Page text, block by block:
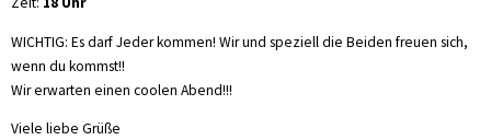
WICHTIG: Es darf Jeder kommen! Wir und speziell die Beiden freuen sich,
wenn du kommst!!
Wir erwarten einen coolen Abend!!!
Viele liebe Grüße